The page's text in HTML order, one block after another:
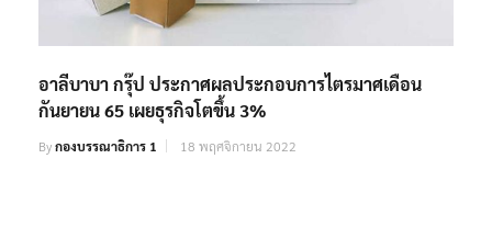
อาลีบาบา กรุ๊ป ประกาศผลประกอบการไตรมาศเดือน
กันยายน 65 เผยธุรกิจโตขึ้น 3%
Byกองบรรณาธิการ 1 18 พฤศจิกายน 2022